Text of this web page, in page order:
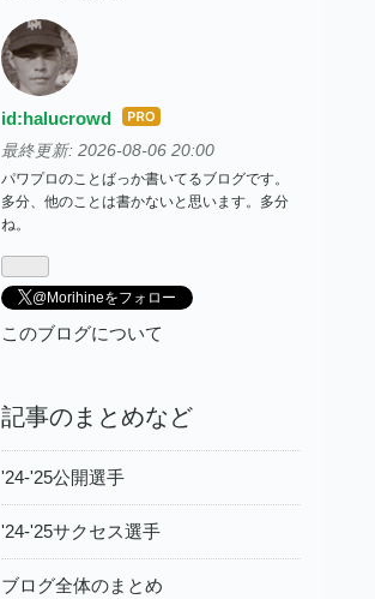
id:halucrowd はて
なブ
ログ
Pro
最終更新: 2026-08-06 20:00
パワプロのことばっか書いてるブログです。
多分、他のことは書かないと思います。多分
ね。
@Morihineをフォロー
このブログについて
記事のまとめなど
'24-'25公開選手
'24-'25サクセス選手
ブログ全体のまとめ